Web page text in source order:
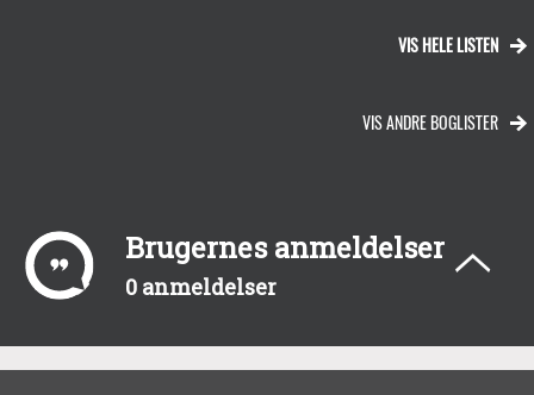
VIS HELE LISTEN
VIS ANDRE BOGLISTER
Brugernes anmeldelser
0 anmeldelser